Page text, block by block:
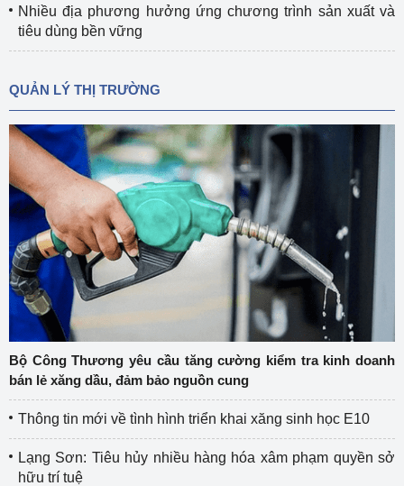
Nhiều địa phương hưởng ứng chương trình sản xuất và
tiêu dùng bền vững
QUẢN LÝ THỊ TRƯỜNG
Bộ Công Thương yêu cầu tăng cường kiểm tra kinh doanh
bán lẻ xăng dầu, đảm bảo nguồn cung
Thông tin mới về tình hình triển khai xăng sinh học E10
Lạng Sơn: Tiêu hủy nhiều hàng hóa xâm phạm quyền sở
hữu trí tuệ